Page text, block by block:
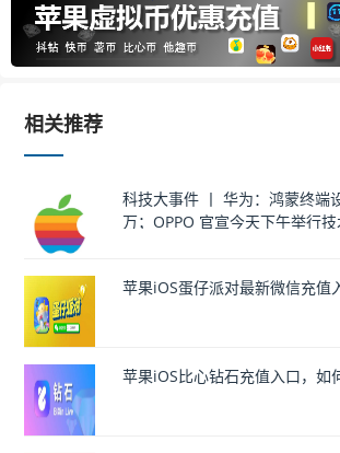
相关推荐
科技大事件 丨 华为：鸿蒙终端
万；OPPO 官宣今天下午举行
苹果iOS蛋仔派对最新微信充值
苹果iOS比心钻石充值入口，如